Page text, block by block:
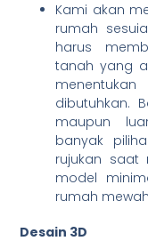
Kami akan
rumah
harus
tanah yang
dibutuhkan.
maupun
banyak
rujukan saat
model
rumah
Desain 3D